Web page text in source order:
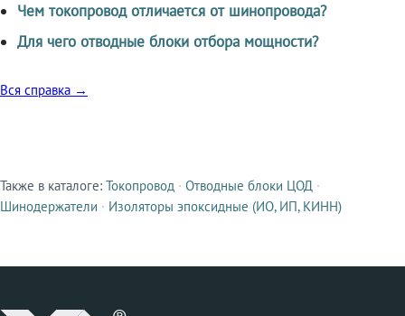
Чем токопровод отличается от шинопровода?
Для чего отводные блоки отбора мощности?
Вся справка →
Смежные продукты
Также в каталоге: Токопровод · Отводные блоки ЦОД ·
Шинодержатели · Изоляторы эпоксидные (ИО, ИП, КИНН)